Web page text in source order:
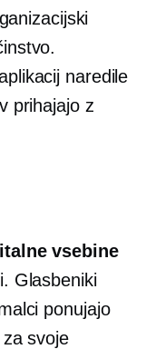
naredile
prihajajo z
vsebine
Glasbeniki
ponujajo
svoje